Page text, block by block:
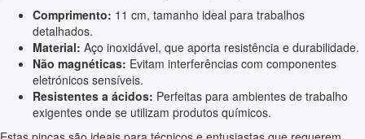
Comprimento: 11 cm, tamanho ideal para trabalhos
detalhados.
Material: Aço inoxidável, que aporta resistência e durabilidade.
Não magnéticas: Evitam interferências com componentes
eletrónicos sensíveis.
Resistentes a ácidos: Perfeitas para ambientes de trabalho
exigentes onde se utilizam produtos químicos.